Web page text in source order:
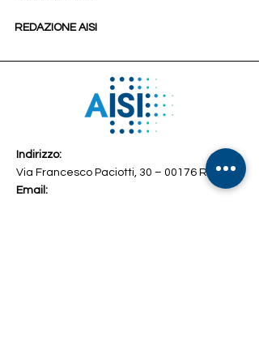
REDAZIONE AISI
Indirizzo:
Via Francesco Paciotti, 30 – 00176 Roma
Email: